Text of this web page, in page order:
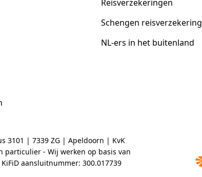
Reisverzekeringen
Schengen reisverzekering
NL-ers in het buitenland
3101 | 7339 ZG | Apeldoorn | KvK
particulier - Wij werken op basis van
aansluitnummer: 300.017739